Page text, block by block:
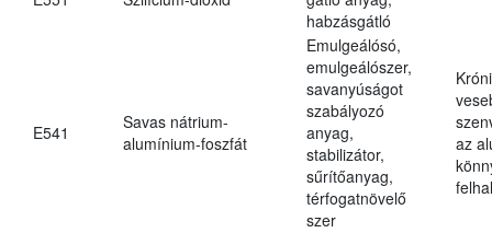
habzásgátló
E541
Savas nátrium-
alumínium-foszfát
Emulgeálósó,
emulgeálószer,
savanyúságot
szabályozó
anyag,
stabilizátor,
sűrítőanyag,
térfogatnövelő
szer
az